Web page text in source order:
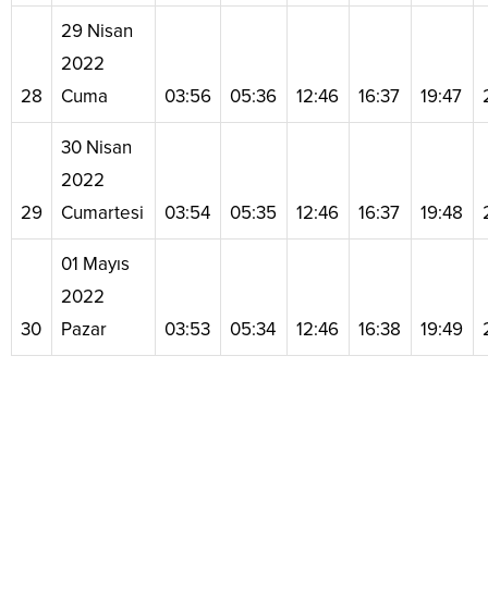
28
29 Nisan
2022
Cuma
03:56 05:36 12:46 16:37 19:47
29
30 Nisan
2022
Cumartesi
03:54 05:35 12:46 16:37 19:48
30
01 Mayıs
2022
Pazar
03:53 05:34 12:46 16:38 19:49